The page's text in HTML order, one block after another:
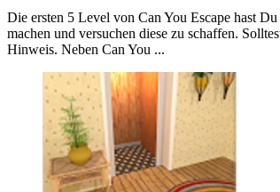
Die ersten 5 Level von Can You Escape hast
machen und versuchen diese zu schaffen.
Hinweis. Neben Can You ...